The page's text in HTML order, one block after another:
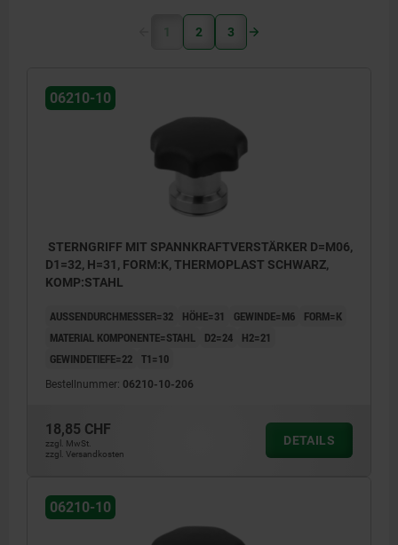
Form K: Gewindebuchse
1 2 3
06210-10
STERNGRIFF MIT SPANNKRAFTVERSTÄRKER D=M06,
D1=32, H=31, FORM:K, THERMOPLAST SCHWARZ,
KOMP:STAHL
AUSSENDURCHMESSER=32 HÖHE=31 GEWINDE=M6
FORM=K
MATERIAL KOMPONENTE=STAHL
D2=24
H2=21
GEWINDETIEFE=22 T1=10
Bestellnummer: 06210-10-206
18,85 CHF
zzgl. MwSt.
zzgl. Versandkosten
DETAILS
06210-10